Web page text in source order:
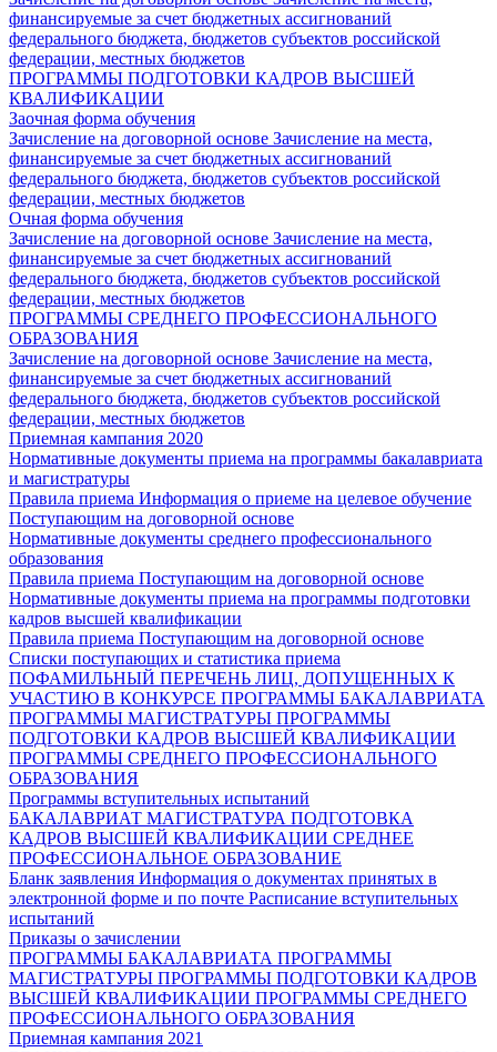
финансируемые за счет бюджетных ассигнований
федерального бюджета, бюджетов субъектов российской
федерации, местных бюджетов
ПРОГРАММЫ ПОДГОТОВКИ КАДРОВ ВЫСШЕЙ
КВАЛИФИКАЦИИ
Заочная форма обучения
Зачисление на договорной основе Зачисление на места,
финансируемые за счет бюджетных ассигнований
федерального бюджета, бюджетов субъектов российской
федерации, местных бюджетов
Очная форма обучения
Зачисление на договорной основе Зачисление на места,
финансируемые за счет бюджетных ассигнований
федерального бюджета, бюджетов субъектов российской
федерации, местных бюджетов
ПРОГРАММЫ СРЕДНЕГО ПРОФЕССИОНАЛЬНОГО
ОБРАЗОВАНИЯ
Зачисление на договорной основе Зачисление на места,
финансируемые за счет бюджетных ассигнований
федерального бюджета, бюджетов субъектов российской
федерации, местных бюджетов
Приемная кампания 2020
Нормативные документы приема на программы бакалавриата
и магистратуры
Правила приема Информация о приеме на целевое обучение
Поступающим на договорной основе
Нормативные документы среднего профессионального
образования
Правила приема Поступающим на договорной основе
Нормативные документы приема на программы подготовки
кадров высшей квалификации
Правила приема Поступающим на договорной основе
Списки поступающих и статистика приема
ПОФАМИЛЬНЫЙ ПЕРЕЧЕНЬ ЛИЦ, ДОПУЩЕННЫХ К
УЧАСТИЮ В КОНКУРСЕ ПРОГРАММЫ БАКАЛАВРИАТА
ПРОГРАММЫ МАГИСТРАТУРЫ ПРОГРАММЫ
ПОДГОТОВКИ КАДРОВ ВЫСШЕЙ КВАЛИФИКАЦИИ
ПРОГРАММЫ СРЕДНЕГО ПРОФЕССИОНАЛЬНОГО
ОБРАЗОВАНИЯ
Программы вступительных испытаний
БАКАЛАВРИАТ МАГИСТРАТУРА ПОДГОТОВКА
КАДРОВ ВЫСШЕЙ КВАЛИФИКАЦИИ СРЕДНЕЕ
ПРОФЕССИОНАЛЬНОЕ ОБРАЗОВАНИЕ
Бланк заявления Информация о документах принятых в
электронной форме и по почте Расписание вступительных
испытаний
Приказы о зачислении
ПРОГРАММЫ БАКАЛАВРИАТА ПРОГРАММЫ
МАГИСТРАТУРЫ ПРОГРАММЫ ПОДГОТОВКИ КАДРОВ
ВЫСШЕЙ КВАЛИФИКАЦИИ ПРОГРАММЫ СРЕДНЕГО
ПРОФЕССИОНАЛЬНОГО ОБРАЗОВАНИЯ
Приемная кампания 2021